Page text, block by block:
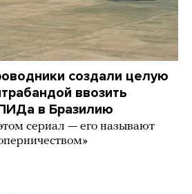
создали целую
ввозить
в Бразилию
сериал — его называют